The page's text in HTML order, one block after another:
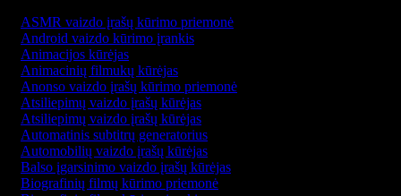
ASMR vaizdo įrašų kūrimo priemonė
Android vaizdo kūrimo įrankis
Animacijos kūrėjas
Animacinių filmukų kūrėjas
Anonso vaizdo įrašų kūrimo priemonė
Atsiliepimų vaizdo įrašų kūrėjas
Atsiliepimų vaizdo įrašų kūrėjas
Automatinis subtitrų generatorius
Automobilių vaizdo įrašų kūrėjas
Balso įgarsinimo vaizdo įrašų kūrėjas
Biografinių filmų kūrimo priemonė